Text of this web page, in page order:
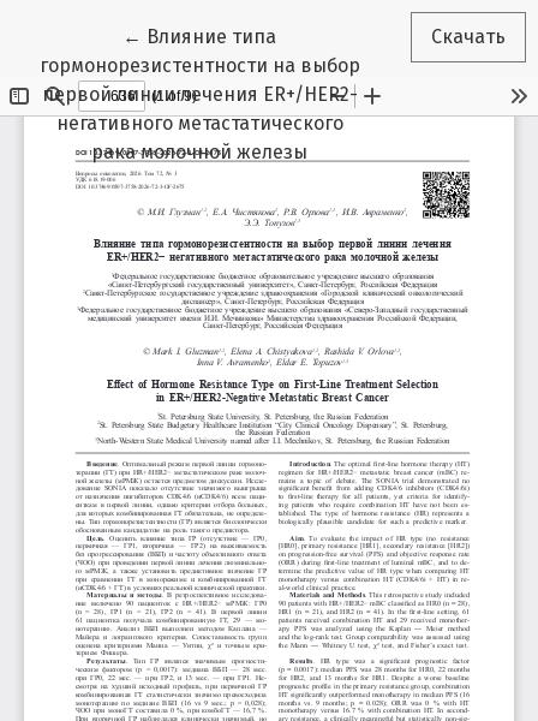
← Вернуться к Подробностям о статье
Влияние типа
гормонорезистентности на выбор
первой линии лечения ER+/HER2-
негативного метастатического
рака молочной железы
Скачать